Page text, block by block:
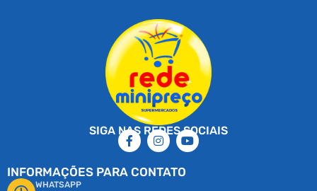
SIGA NAS REDES SOCIAIS
INFORMAÇÕES PARA CONTATO
WHATSAPP